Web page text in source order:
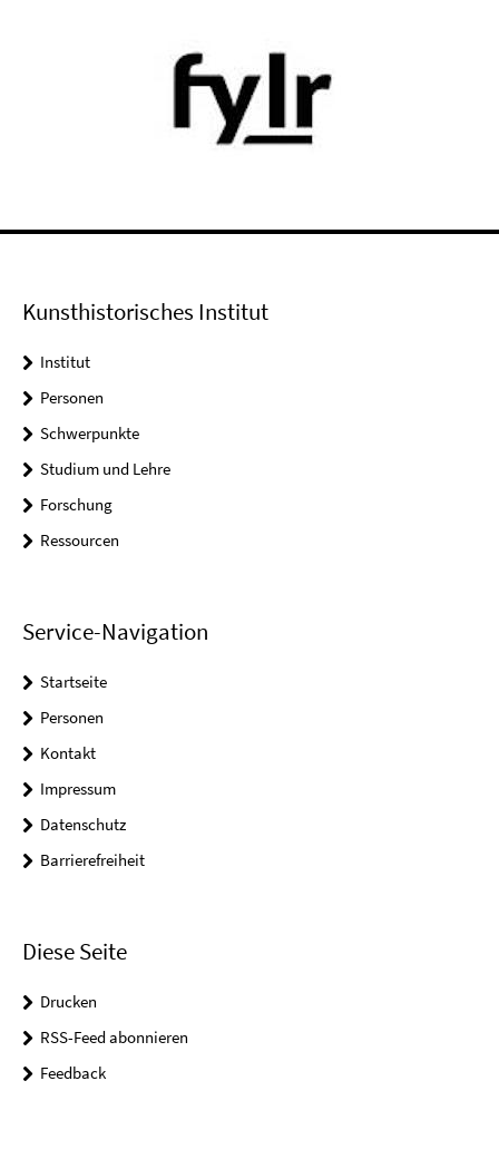
Kunsthistorisches Institut
Institut
Personen
Schwerpunkte
Studium und Lehre
Forschung
Ressourcen
Service-Navigation
Startseite
Personen
Kontakt
Impressum
Datenschutz
Barrierefreiheit
Diese Seite
Drucken
RSS-Feed abonnieren
Feedback